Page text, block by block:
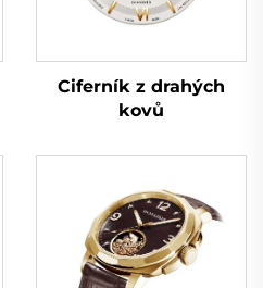
Ciferník z drahých
kovů